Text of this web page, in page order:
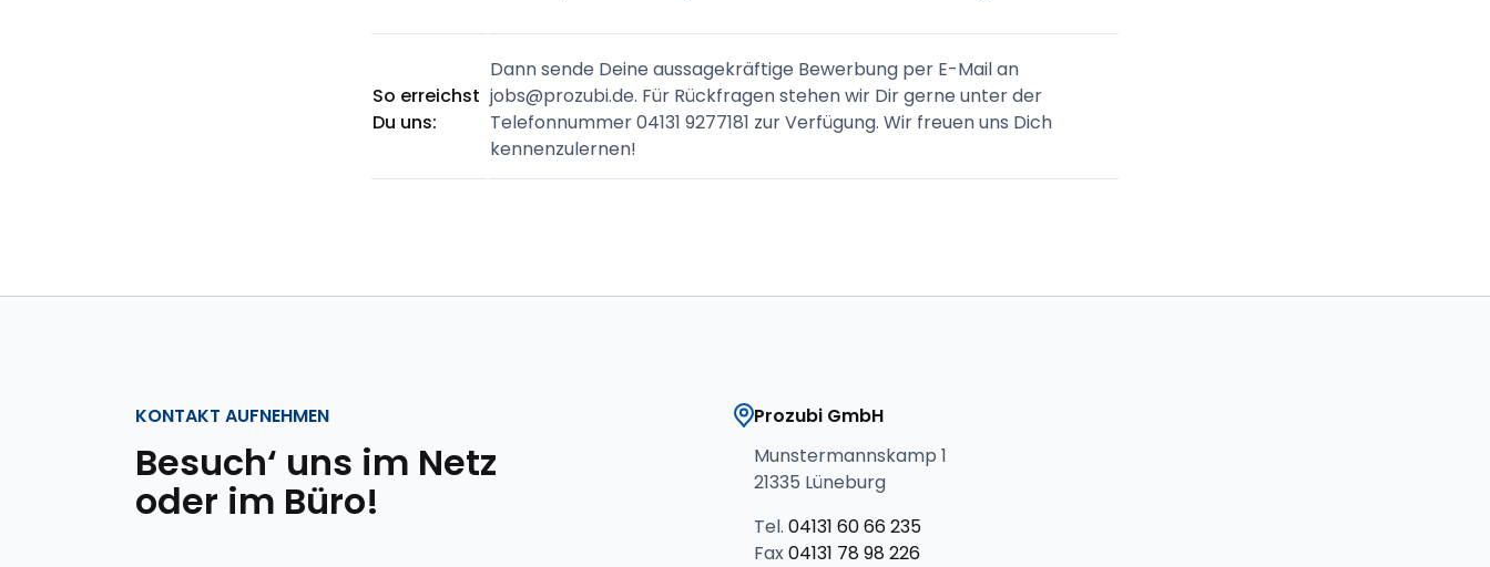
So erreichst
Du uns:
Dann sende Deine aussagekräftige Bewerbung per E-Mail an
jobs@prozubi.de. Für Rückfragen stehen wir Dir gerne unter der
Telefonnummer 04131 9277181 zur Verfügung. Wir freuen uns Dich
kennenzulernen!
KONTAKT AUFNEHMEN
Besuch‘ uns im Netz
oder im Büro!
Prozubi GmbH
Munstermannskamp 1
21335 Lüneburg
Tel. 04131 60 66 235
Fax04131 78 98 226